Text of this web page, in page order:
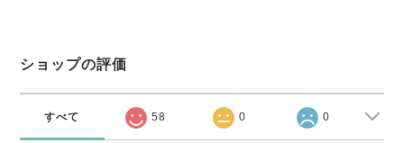
ショップの評価
すべて 58 0 0